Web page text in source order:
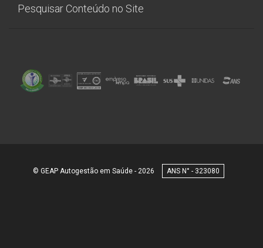
Pesquisar Conteúdo no Site
© GEAP Autogestão em Saúde - 2026 323080